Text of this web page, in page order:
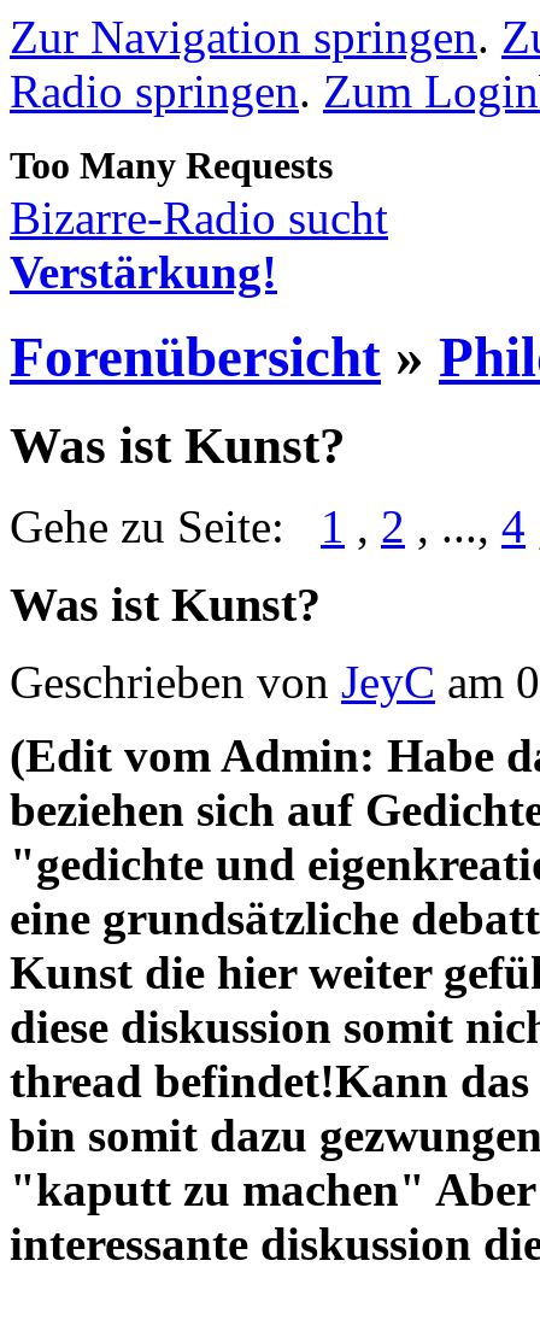
Zur Navigation springen.
Radio springen. Zum
Bizarre-Radio sucht
Verstärkung!
Forenübersicht »
Was ist Kunst?
Gehe zu Seite: 1 , 2 , ..., 4
Was ist Kunst?
Geschrieben von JeyC am
(Edit vom Admin: Habe
beziehen sich auf
"gedichte und
eine grundsätzliche
Kunst die hier weiter
diese diskussion somit
thread befindet!Kann
bin somit dazu
"kaputt zu machen" Aber
interessante diskussion